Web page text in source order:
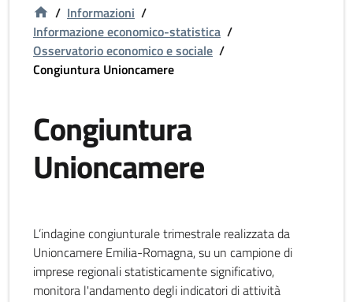
/ Informazioni /
Informazione economico-statistica /
Osservatorio economico e sociale /
Congiuntura Unioncamere
Congiuntura
Unioncamere
L’indagine congiunturale trimestrale realizzata da
Unioncamere Emilia-Romagna, su un campione di
imprese regionali statisticamente significativo,
monitora l'andamento degli indicatori di attività